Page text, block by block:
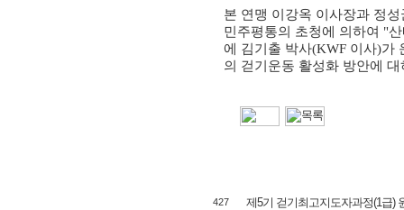
본 연맹 이강옥 이사장과 정성
민주평통의 초청에 의하여 "
에 김기출 박사(KWF 이사)가
의 걷기운동 활성화 방안에
427 제5기 걷기최고지도자과정(1급)